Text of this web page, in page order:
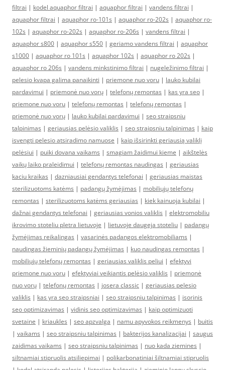
filtrai | kodel aquaphor filtrai | aquaphor filtrai | vandens filtrai |
aquaphor filtrai | aquaphor ro-101s | aquaphor ro-202s | aquaphor ro-
102s | aquaphor ro-202s | aquaphor ro-206s | vandens filtrai |
aquaphor s800 | aquaphor s550 | geriamo vandens filtrai | aquaphor
s1000 | aquaphor ro 101s | aquaphor 102s | aquaphor ro 202s |
aquaphor ro 206s | vandens minkstinimo filtrai | nugeležinimo filtrai |
pelesio kvapa galima panaikinti | priemone nuo voru | lauko kubilai
pardavimui | priemonė nuo vorų | telefonų remontas | kas yra seo |
priemone nuo voru | telefonų remontas | telefonų remontas |
priemonė nuo vorų | lauko kubilai pardavimui | seo straipsniu
talpinimas | geriausias pelėsio valiklis | seo straipsniu talpinimas | kaip
isvengti pelesio atsiradimo namuose | kaip išsirinkti geriausią valiklį
pelėsiui | puiki dovana vaikams | smagiam žaidimui kieme | aikštelės
vaikų laiko praleidimui | telefonų remontas naudingas | geriausias
kaciu kraikas | dazniausiai gendantys telefonai | geriausias maistas
sterilizuotoms katėms | padangų žymėjimas | mobiliųjų telefonų
remontas | sterilizuotoms katėms geriausias | kiek kainuoja kubilai |
dažnai gendantys telefonai | geriausias vonios valiklis | elektromobiliu
ikrovimo stoteliu pletra lietuvoje | lietuvoje daugeja stoteliu | padangų
žymėjimas reikalingas | vasarinės padangos elektromobiliams |
naudingas žieminių padangų žymėjimas | kuo naudingas remontas |
mobiliųjų telefonų remontas | geriausias valiklis peliui | efektyvi
priemone nuo voru | efektyviai veikiantis pelėsio valiklis | priemonė
nuo vorų | telefonų remontas | josera classic | geriausias pelesio
valiklis | kas yra seo straipsniai | seo straipsniu talpinimas | isorinis
seo optimizavimas | vidinis seo optimizavimas | kaip optimizuoti
svetaine | kriaukles | seo apzvalga | namu apyvokos reikmenys | buitis
| vaikams | seo straipsniu talpinimas | bakterijos kanalizacijai | saugus
zaidimas vaikams | seo straipsniu talpinimas | nuo kada ziemines |
siltnamiai stipruolis atsiliepimai | polikarbonatiniai šiltnamiai stipruolis